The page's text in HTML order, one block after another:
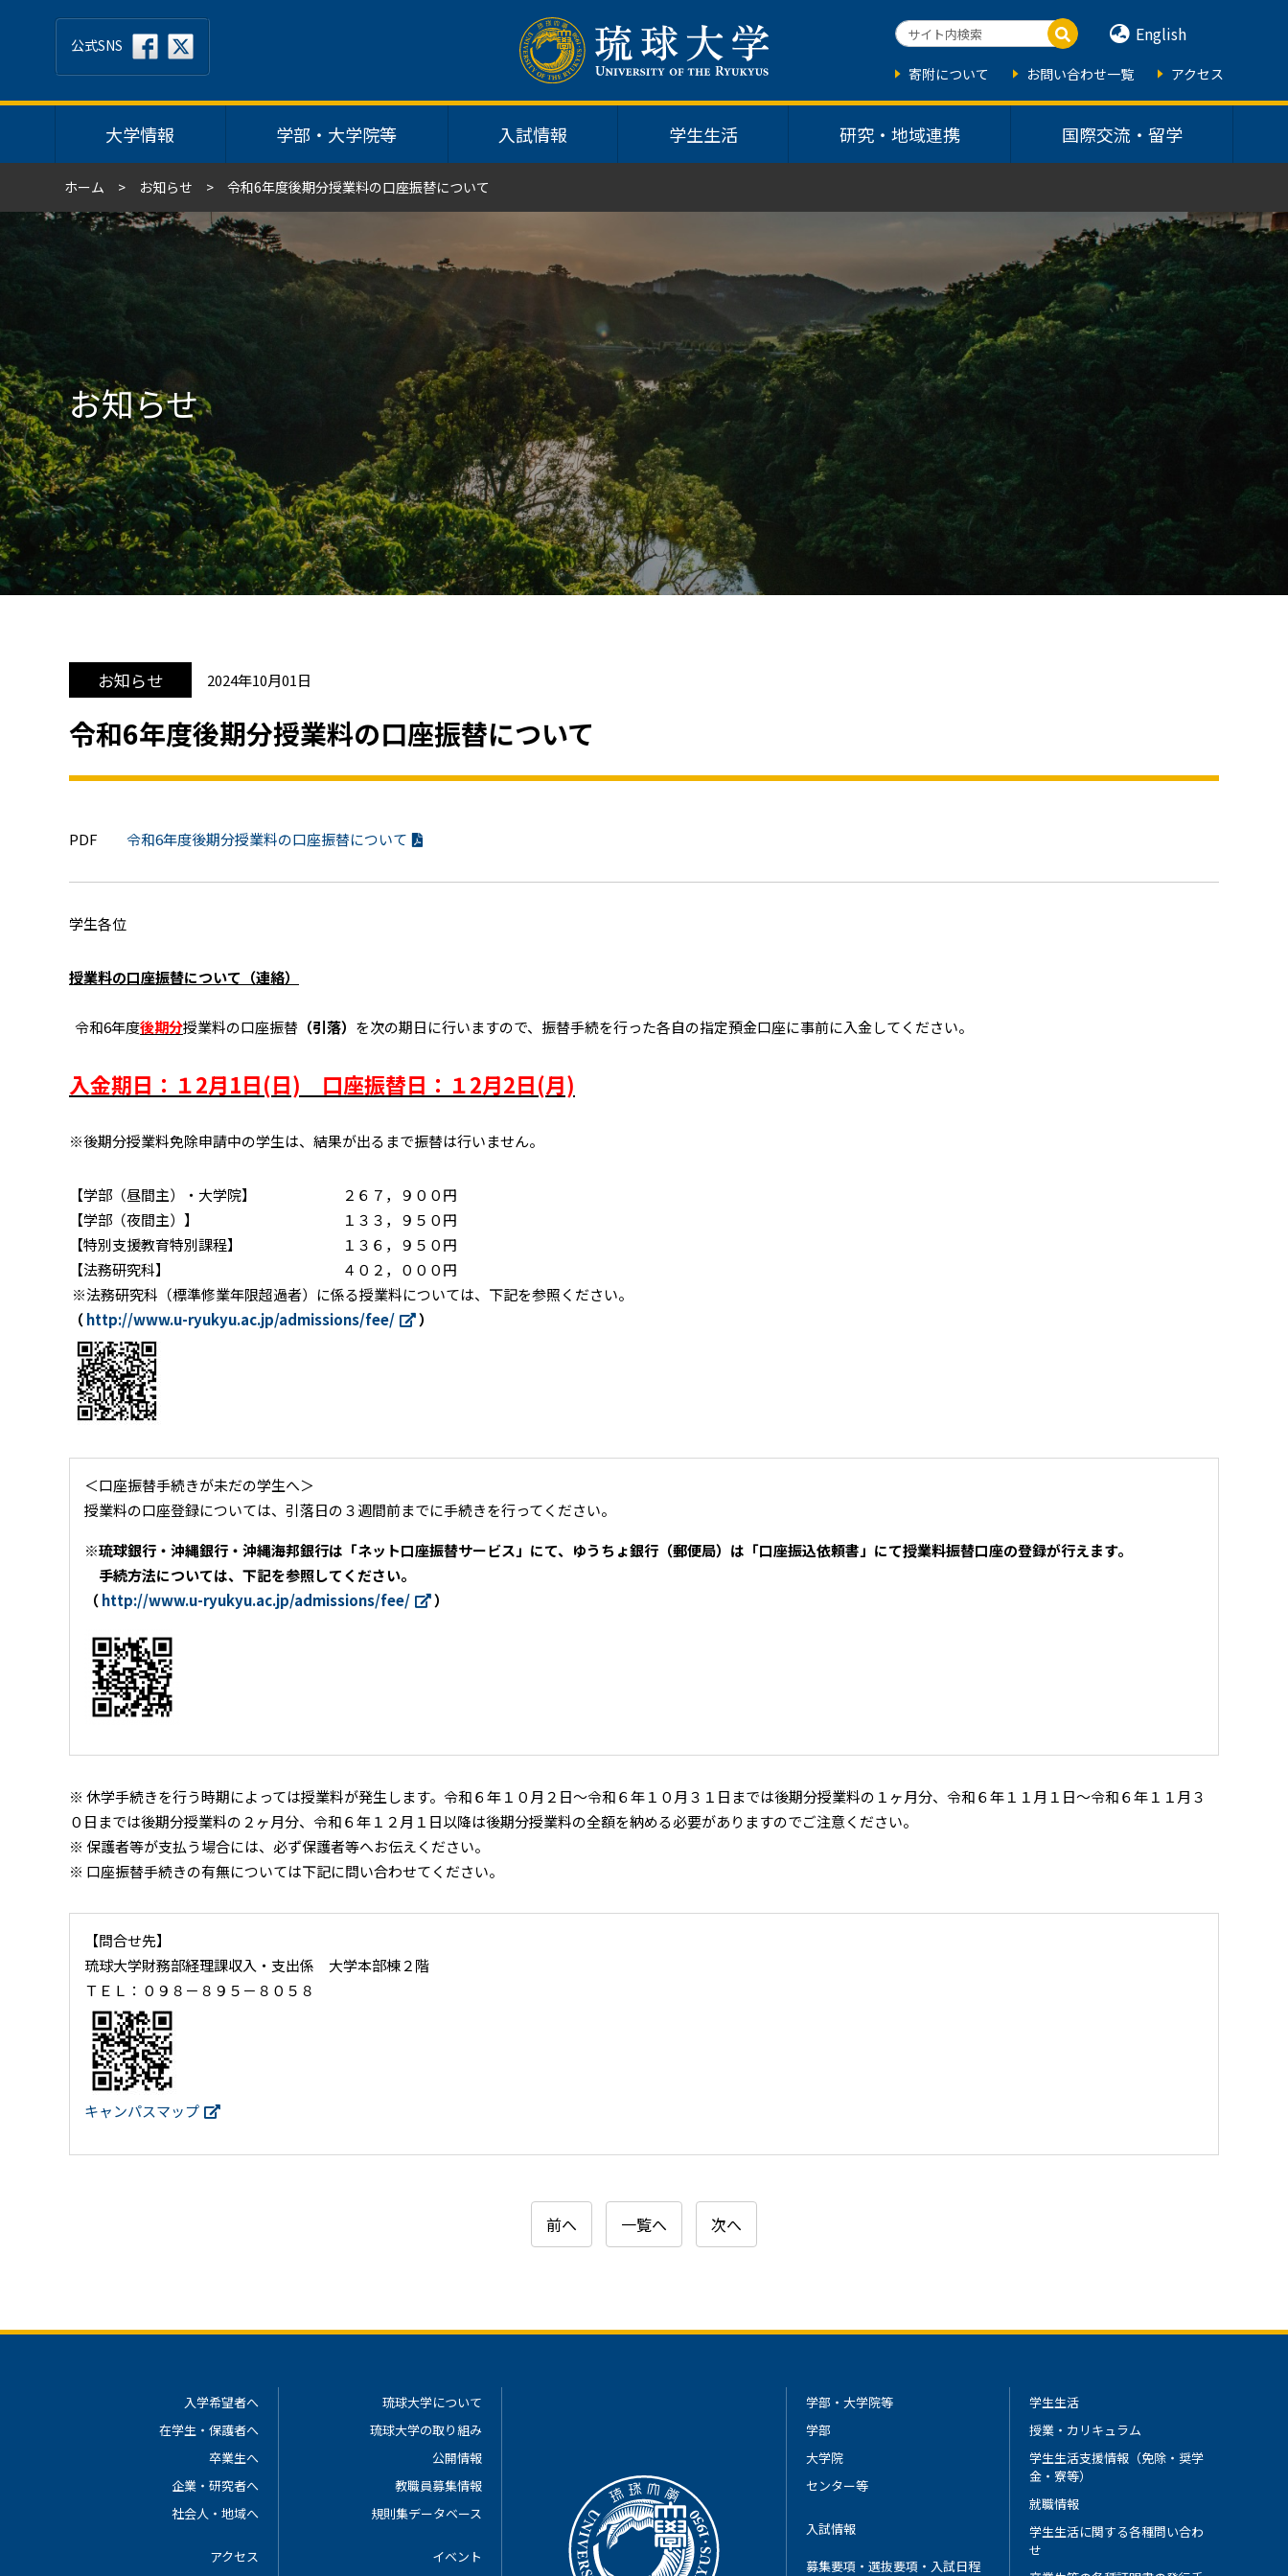
大学情報 学部・大学院等 入試情報 学生生活 研究・地域連携 国際交流・留学
公式SNS English
寄附について お問い合わせ一覧 アクセス
ホーム お知らせ 令和6年度後期分授業料の口座振替について
お知らせ
お知らせ 2024年10月01日
令和6年度後期分授業料の口座振替について
PDF 令和6年度後期分授業料の口座振替について
学生各位
授業料の口座振替について（連絡）
令和6年度後期分授業料の口座振替 （引落） を次の期日に行いますので、振替手続を行った各自の指定預金口座に事前に入金してください。
入金期日：１2月1日(日) 口座振替日：１2月2日(月)
※後期分授業料免除申請中の学生は、結果が出るまで振替は行いません。
【学部（昼間主）・大学院】 ２６７，９００円
【学部（夜間主）】 １３３，９５０円
【特別支援教育特別課程】 １３６，９５０円
【法務研究科】 ４０２，０００円
※法務研究科（標準修業年限超過者）に係る授業料については、下記を参照ください。
（http://www.u-ryukyu.ac.jp/admissions/fee/ ）
＜口座振替手続きが未だの学生へ＞
授業料の口座登録については、引落日の３週間前までに手続きを行ってください。
※琉球銀行・沖縄銀行・沖縄海邦銀行は「ネット口座振替サービス」にて、ゆうちょ銀行（郵便局）は「口座振込依頼書」にて授業料振替口座の登録が行えます。
手続方法については、下記を参照してください。
（http://www.u-ryukyu.ac.jp/admissions/fee/ ）
※ 休学手続きを行う時期によっては授業料が発生します。令和６年１０月２日～令和６年１０月３１日までは後期分授業料の１ヶ月分、令和６年１１月１日～令和６年１１月３
０日までは後期分授業料の２ヶ月分、令和６年１２月１日以降は後期分授業料の全額を納める必要がありますのでご注意ください。
※ 保護者等が支払う場合には、必ず保護者等へお伝えください。
※ 口座振替手続きの有無については下記に問い合わせてください。
【問合せ先】
琉球大学財務部経理課収入・支出係 大学本部棟２階
ＴＥＬ：０９８－８９５－８０５８
キャンパスマップ
前へ 一覧へ 次へ
入学希望者へ
在学生・保護者へ
卒業生へ
企業・研究者へ
社会人・地域へ
アクセス
琉球大学について
琉球大学の取り組み
公開情報
教職員募集情報
規則集データベース
イベント
学部・大学院等
学部
大学院
センター等
入試情報
募集要項・選抜要項・入試日程
学生生活
授業・カリキュラム
学生生活支援情報（免除・奨学
金・寮等）
就職情報
学生生活に関する各種問い合わ
せ